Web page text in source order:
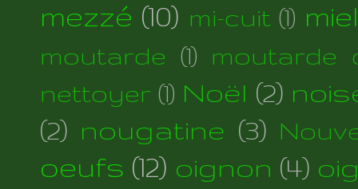
mezzé (10) mi-cuit (1) miel
moutarde (1) moutarde
nettoyer (1) Noël (2)
(2) nougatine (3)
oeufs (12) oignon (4)